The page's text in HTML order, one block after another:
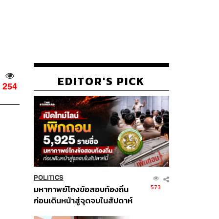
254 EDITOR'S PICK
POLITICS
มหากาพย์โกงข้อสอบท้องถิ่น
ก่อนเดินหน้าสู่จุดจบในสัปดาห์
573